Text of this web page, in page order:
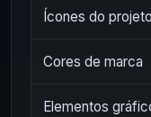
Ícones do projeto
Cores de marca
Elementos